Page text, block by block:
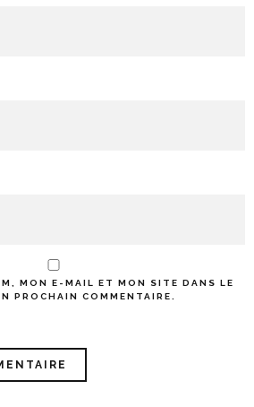
MON E-MAIL ET MON SITE DANS LE
PROCHAIN COMMENTAIRE.